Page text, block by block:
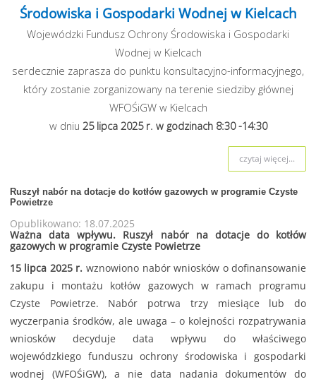
Środowiska i Gospodarki Wodnej w Kielcach
Wojewódzki Fundusz Ochrony Środowiska i Gospodarki
Wodnej w Kielcach
serdecznie zaprasza do punktu konsultacyjno-informacyjnego,
który zostanie zorganizowany na terenie siedziby głównej
WFOŚiGW w Kielcach
w dniu 25 lipca 2025 r. w godzinach 8:30 -14:30
czytaj więcej...
Ruszył nabór na dotacje do kotłów gazowych w programie Czyste
Powietrze
Opublikowano: 18.07.2025
Ważna data wpływu. Ruszył nabór na dotacje do kotłów
gazowych w programie Czyste Powietrze
15 lipca 2025 r. wznowiono nabór wniosków o dofinansowanie
zakupu i montażu kotłów gazowych w ramach programu
Czyste Powietrze. Nabór potrwa trzy miesiące lub do
wyczerpania środków, ale uwaga – o kolejności rozpatrywania
wniosków decyduje data wpływu do właściwego
wojewódzkiego funduszu ochrony środowiska i gospodarki
wodnej (WFOŚiGW), a nie data nadania dokumentów do